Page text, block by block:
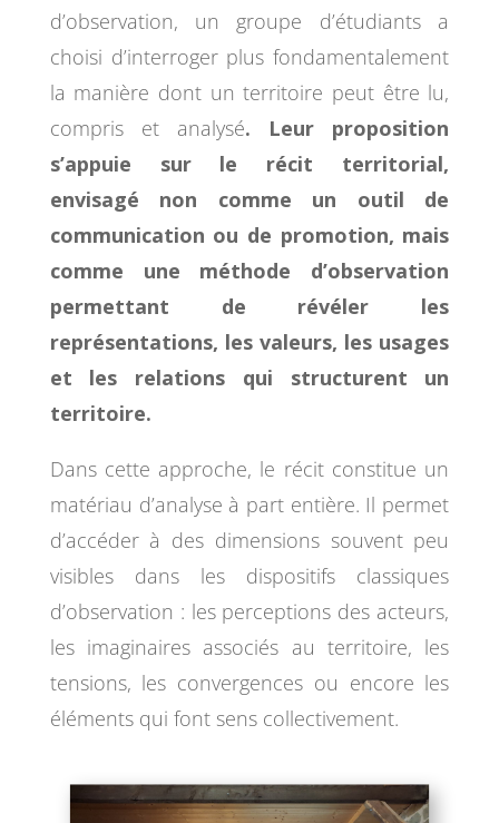
d’observation, un groupe d’étudiants a
choisi d’interroger plus fondamentalement
la manière dont un territoire peut être lu,
compris et analysé. Leur proposition
s’appuie sur le récit territorial,
envisagé non comme un outil de
communication ou de promotion, mais
comme une méthode d’observation
permettant de révéler les
représentations, les valeurs, les usages
et les relations qui structurent un
territoire.
Dans cette approche, le récit constitue un
matériau d’analyse à part entière. Il permet
d’accéder à des dimensions souvent peu
visibles dans les dispositifs classiques
d’observation : les perceptions des acteurs,
les imaginaires associés au territoire, les
tensions, les convergences ou encore les
éléments qui font sens collectivement.